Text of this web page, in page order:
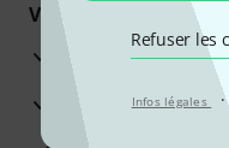
Refuser les
Infos légales ·
Vos avantages
Ga­ran­tie Thomann 3
Garantie 30 jours